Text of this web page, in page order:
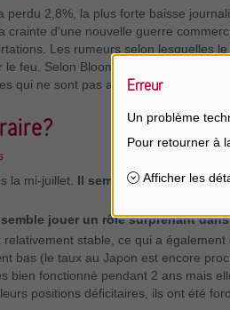
perdu 2,8%, la plus forte baisse
crainte d'une nouvelle guerre
Les rumeurs selon lesquelles
feu. Selon Bloomberg, Biden
qui ne sont pas américains ont été
la mi-juillet. Il semble cependant
jouer un rôle surprenant
stable, ce qui a
bas (le taux au Japon est encore
bien fonctionné pendant 2 ans mais
positions déficitaires, ils ont été
Erreur
Un problème